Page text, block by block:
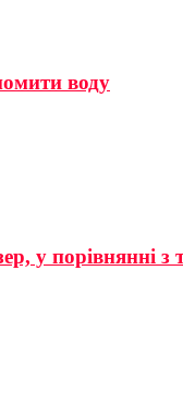
воду
у